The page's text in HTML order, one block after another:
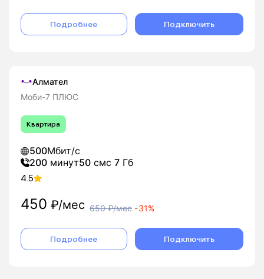
Подробнее Подключить
Алмател
Моби-7 ПЛЮС
Квартира
500Мбит/с
200 минут50 смс 7 Гб
4.5
450 ₽/мес 650₽/мес -31%
Подробнее Подключить